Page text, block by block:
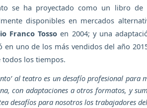
se ha proyectado como un libro de
disponibles en mercados
Franco Tosso en 2004; y una
en uno de los más vendidos del año
todos los tiempos.
al teatro es un desafío profesional
con adaptaciones a otros formatos, y
desafíos para nosotros los trabajadores